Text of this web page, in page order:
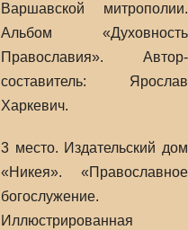
Варшавской митрополии.
Альбом «Духовность
Православия». Автор-
составитель: Ярослав
Харкевич.
3 место. Издательский дом
«Никея». «Православное
богослужение.
Иллюстрированная